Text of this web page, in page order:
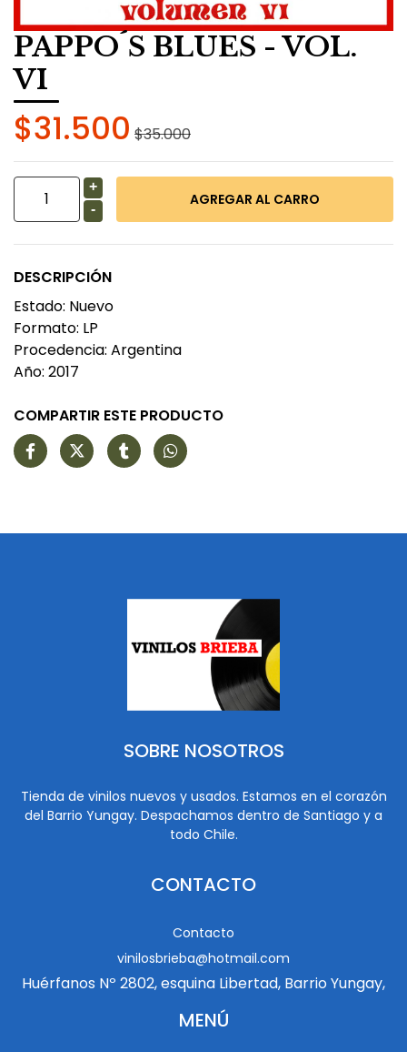
PAPPO´S BLUES - VOL.
VI
$31.500 $35.000
+
-
DESCRIPCIÓN
Estado: Nuevo
Formato: LP
Procedencia: Argentina
Año: 2017
COMPARTIR ESTE PRODUCTO
SOBRE NOSOTROS
Tienda de vinilos nuevos y usados. Estamos en el corazón
del Barrio Yungay. Despachamos dentro de Santiago y a
todo Chile.
CONTACTO
Contacto
vinilosbrieba@hotmail.com
Huérfanos Nº 2802, esquina Libertad, Barrio Yungay,
MENÚ